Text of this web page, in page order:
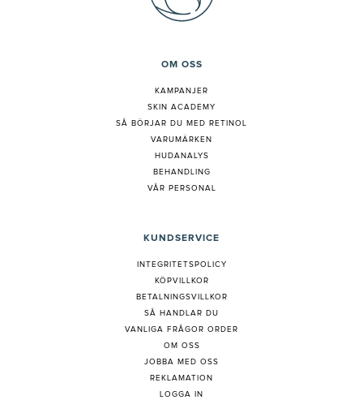
OM OSS
KAMPANJER
SKIN ACADEMY
SÅ BÖRJAR DU MED RETINOL
VARUMÄRKEN
HUDANALYS
BEHANDLING
VÅR PERSONAL
KUNDSERVICE
INTEGRITETSPOLICY
KÖPVILLKOR
BETALNINGSVILLKOR
SÅ HANDLAR DU
VANLIGA FRÅGOR ORDER
OM OSS
JOBBA MED OSS
REKLAMATION
LOGGA IN